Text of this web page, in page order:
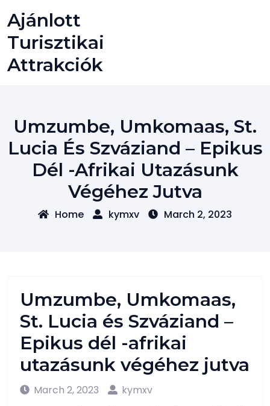
to
content
Ajánlott
Turisztikai
Attrakciók
Umzumbe, Umkomaas, St.
Lucia És Szváziand – Epikus
Dél -afrikai Utazásunk
Végéhez Jutva
Home kymxv March 2, 2023
Umzumbe, Umkomaas,
St. Lucia és Szváziand –
Epikus dél -afrikai
utazásunk végéhez jutva
March 2, 2023
kymxv